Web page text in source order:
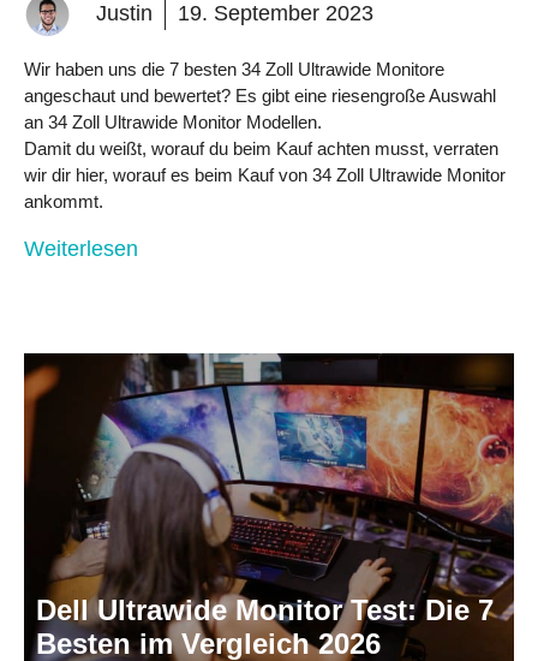
Justin 19. September 2023
Wir haben uns die 7 besten 34 Zoll Ultrawide Monitore
angeschaut und bewertet? Es gibt eine riesengroße Auswahl
an 34 Zoll Ultrawide Monitor Modellen.
Damit du weißt, worauf du beim Kauf achten musst, verraten
wir dir hier, worauf es beim Kauf von 34 Zoll Ultrawide Monitor
ankommt.
Weiterlesen
Dell Ultrawide Monitor Test: Die 7
Besten im Vergleich 2026